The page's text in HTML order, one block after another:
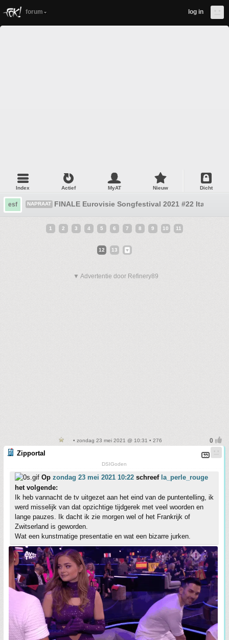
forum log in
Index Actief MyAT Nieuw Dicht
esf NAPRAAT FINALE Eurovisie Songfestival 2021 #22 Italie wint
1 2 3 4 5 6 7 8 9 10 11
12 13
▼ Advertentie door Refinery89
• zondag 23 mei 2021 @ 10:31 • 276
Zipportal
DSIGoden
Op zondag 23 mei 2021 10:22 schreef la_perle_rouge
het volgende:
Ik heb vannacht de tv uitgezet aan het eind van de puntentelling, ik
werd misselijk van dat opzichtige tijdgerek met veel woorden en
lange pauzes. Ik dacht ik zie morgen wel of het Frankrijk of
Zwitserland is geworden.
Wat een kunstmatige presentatie en wat een bizarre jurken.